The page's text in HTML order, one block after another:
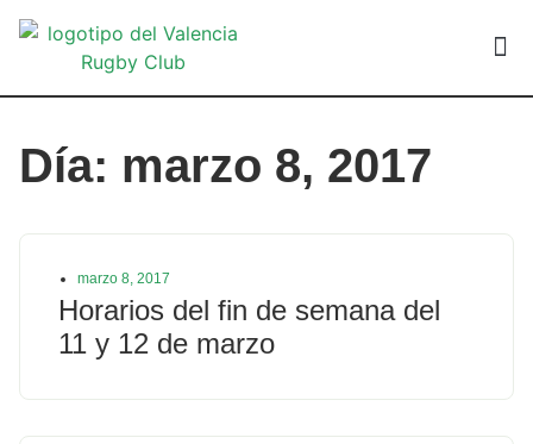
Día: marzo 8, 2017
marzo 8, 2017
Horarios del fin de semana del
11 y 12 de marzo